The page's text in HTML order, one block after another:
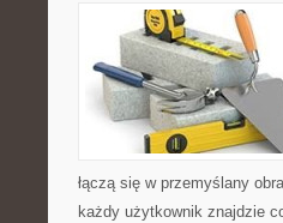
łączą się w przemyślany
każdy użytkownik znajdzie